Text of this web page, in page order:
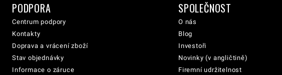
PODPORA
Centrum podpory
Kontakty
Doprava a vrácení zboží
Stav objednávky
Informace o záruce
SPOLEČNOST
O nás
Blog
Investoři
Novinky (v angličtině)
Firemní udržitelnost